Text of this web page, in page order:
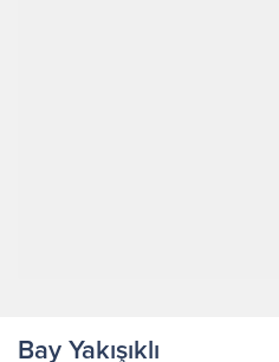
Bay Yakışıklı